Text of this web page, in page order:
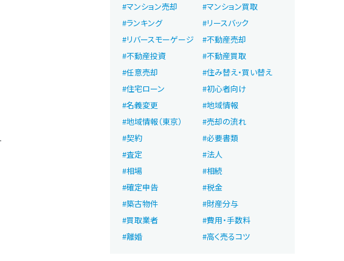
マンション売却
マンション買取
ランキング
リースバック
リバースモーゲージ
不動産売却
不動産投資
不動産買取
任意売却
住み替え・買い替え
住宅ローン
初心者向け
名義変更
地域情報
地域情報（東京）
売却の流れ
契約
必要書類
査定
法人
相場
相続
確定申告
税金
築古物件
財産分与
買取業者
費用・手数料
離婚
高く売るコツ